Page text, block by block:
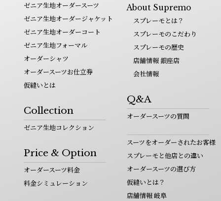
ゼニア生地オーダースーツ
ゼニア生地オーダージャケット
ゼニア生地オーダーコート
ゼニア生地フォーマル
オーダーシャツ
オーダースーツお仕立券
仮縫いとは
Collection
ゼニア生地コレクション
Price & Option
オーダースーツ料金
料金シミュレーション
About Supremo
スプレーモとは？
スプレーモのこだわり
スプレーモの歴史
店舗情報 銀座店
会社情報
Q&A
オーダースーツの質問
スーツをオーダーされたお客様
スプレーモと他店との違い
オーダースーツの選び方
仮縫いとは？
店舗情報 岐阜